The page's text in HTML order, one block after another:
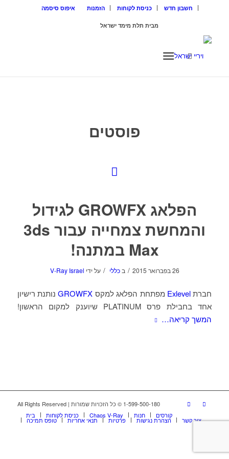
חשבון חדש כניסת לקוחות הזמנות איפוס סיסמה
מבית תלת מימד ישראל
פוסטים
הפלאג ‪‎GROWFX‬ לגידול
והמחשת צמחייה עבור 3ds
Max במתנה!
26 בפברואר 2015 / בכללי / על ידי V-Ray Israel
חברתExlevel מפתחת הפלאג למקס GROWFX‬נותנת רישיון
אחד בחבילת פרס PLATINUM שיוענק למקום הראשון!
המשך קריאה…
1-599-500-180 © כל הזכויות שמורות | All Rights Reserved
בית
כניסת לקוחות Chaos V-Ray חנות קורסים
טופס תמיכה תנאי אחריות פרטיות הצהרת נגישות צור קשר